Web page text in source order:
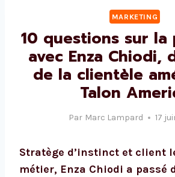
MARKETING
10 questions sur la
avec Enza Chiodi,
de la clientèle
Talon
Par Marc Lampard 17
Stratège d’instinct et client
métier, Enza Chiodi a passé